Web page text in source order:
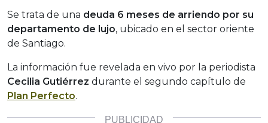
Se trata de una deuda 6 meses de arriendo por su
departamento de lujo, ubicado en el sector oriente
de Santiago.
La información fue revelada en vivo por la periodista
Cecilia Gutiérrez durante el segundo capítulo de
Plan Perfecto.